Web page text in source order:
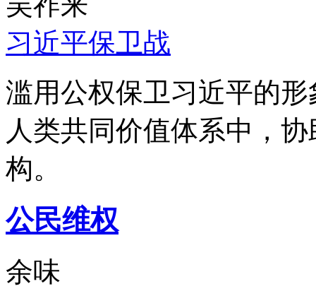
习近平保卫战
滥用公权保卫习近平的
人类共同价值体系中，
构。
公民维权
余味